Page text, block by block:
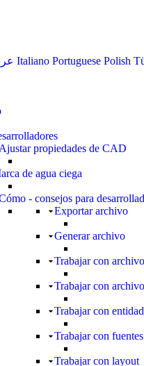
Italiano Portuguese Polish
Ajustar propiedades de CAD
de agua ciega
- consejos para
Exportar archivo
Generar archivo
Trabajar con
Trabajar con
Trabajar con
Trabajar con fuentes
Trabajar con layout